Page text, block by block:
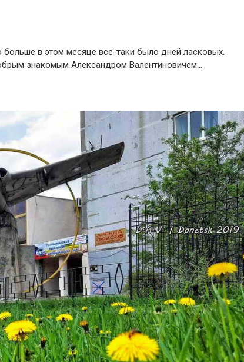
в этом месяце все-таки было дней ласковых.
знакомым Александром Валентиновичем…